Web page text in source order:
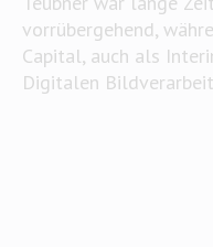
vorrübergehend,
Capital, auch als
Digitalen